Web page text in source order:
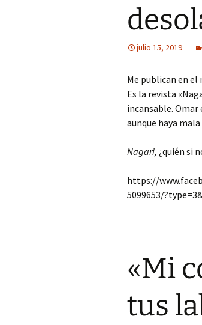
julio 15, 2019
Me publican en el
Es la revista
incansable. Omar
aunque haya mala
Nagari, ¿quién si
https://
5099653/
«Mi
tus